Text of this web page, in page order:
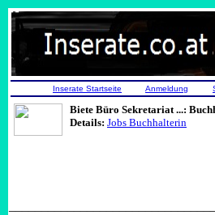
Inserate Startseite Anmeldung
Biete Büro Sekretariat ...:
Details: Jobs Buchhalterin